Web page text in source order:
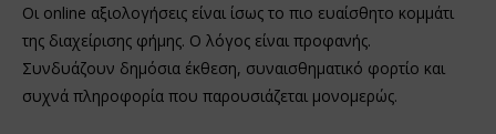
Οι online αξιολογήσεις είναι ίσως το πιο ευαίσθητο κομμάτι
της διαχείρισης φήμης. Ο λόγος είναι προφανής.
Συνδυάζουν δημόσια έκθεση, συναισθηματικό φορτίο και
συχνά πληροφορία που παρουσιάζεται μονομερώς.